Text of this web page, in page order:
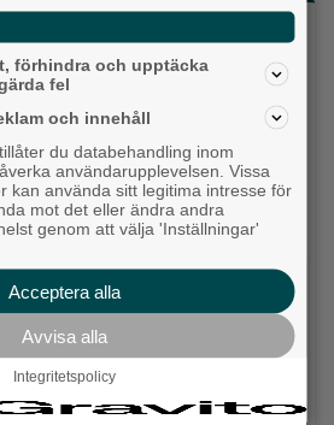
rösta på om det var val
förhindra och upptäcka
fel
och innehåll
du databehandling inom
användarupplevelsen. Vissa
kan använda sitt legitima intresse för
mot det eller ändra andra
genom att välja 'Inställningar'
Acceptera alla
Avvisa alla
Integritetspolicy